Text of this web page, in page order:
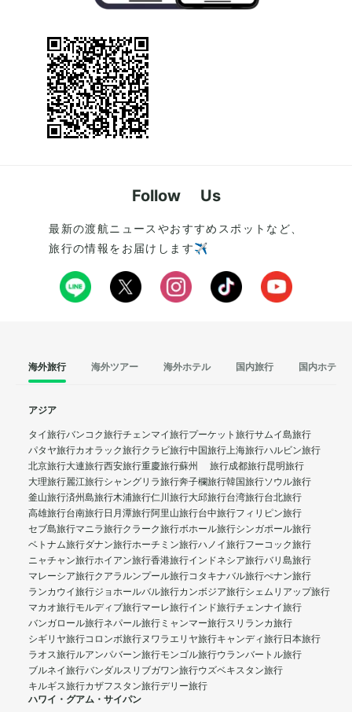
Follow Us
最新の渡航ニュースやおすすめスポットなど、
旅行の情報をお届けします✈️
海外旅行 海外ツアー 海外ホテル 国内旅行 国内ホテル
アジア
タイ旅行バンコク旅行チェンマイ旅行プーケット旅行サムイ島旅行
パタヤ旅行カオラック旅行クラビ旅行中国旅行上海旅行ハルビン旅行
北京旅行大連旅行西安旅行重慶旅行蘇州 旅行成都旅行昆明旅行
大理旅行麗江旅行シャングリラ旅行奔子欄旅行韓国旅行ソウル旅行
釜山旅行済州島旅行木浦旅行仁川旅行大邱旅行台湾旅行台北旅行
高雄旅行台南旅行日月潭旅行阿里山旅行台中旅行フィリピン旅行
セブ島旅行マニラ旅行クラーク旅行ボホール旅行シンガポール旅行
ベトナム旅行ダナン旅行ホーチミン旅行ハノイ旅行フーコック旅行
ニャチャン旅行ホイアン旅行香港旅行インドネシア旅行バリ島旅行
マレーシア旅行クアラルンプール旅行コタキナバル旅行ぺナン旅行
ランカウイ旅行ジョホールバル旅行カンボジア旅行シェムリアップ旅行
マカオ旅行モルディブ旅行マーレ旅行インド旅行チェンナイ旅行
バンガロール旅行ネパール旅行 ミャンマー旅行スリランカ旅行
シギリヤ旅行コロンボ旅行ヌワラエリヤ旅行キャンディ旅行日本旅行
ラオス旅行ルアンパバーン旅行モンゴル旅行ウランバートル旅行
ブルネイ旅行バンダルスリブガワン旅行ウズベキスタン旅行
キルギス旅行カザフスタン旅行デリー旅行
ハワイ・グアム・サイパン